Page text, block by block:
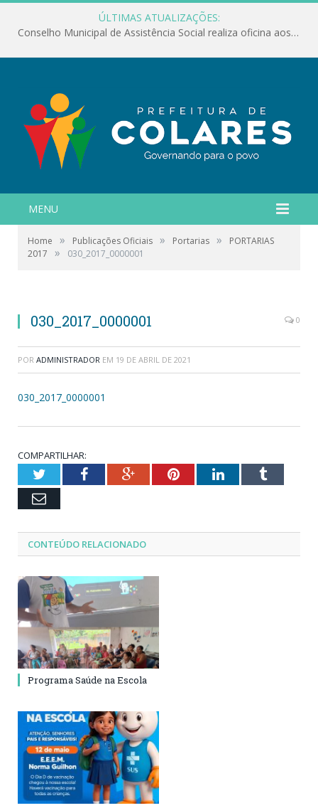
ÚLTIMAS ATUALIZAÇÕES:
Conselho Municipal de Assistência Social realiza oficina aos servidores
MENU
Home » Publicações Oficiais » Portarias »
PORTARIAS
2017
» 030_2017_0000001
030_2017_0000001 0
POR ADMINISTRADOR EM 19 DE ABRIL DE 2021
030_2017_0000001
COMPARTILHAR:
TwitterFacebookGoogle+PinterestLinkedInTumblr
Email
CONTEÚDO RELACIONADO
Programa Saúde na Escola